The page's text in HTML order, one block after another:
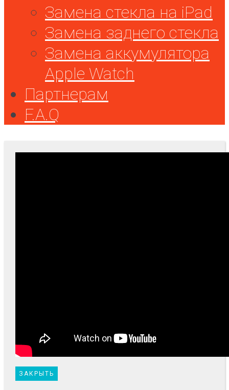
Замена стекла на iPad
Замена заднего стекла
Замена аккумулятора
Apple Watch
Партнерам
F.A.Q
ЗАКРЫТЬ